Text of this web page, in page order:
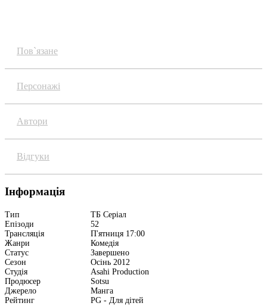
Пов`язане
Персонажі
Автори
Відгуки
Інформація
Тип
ТБ Серіал
Епізоди
52
Трансляція
П'ятниця 17:00
Жанри
Комедія
Статус
Завершено
Сезон
Осінь 2012
Студія
Asahi Production
Продюсер
Sotsu
Джерело
Манга
Рейтинг
PG - Для дітей